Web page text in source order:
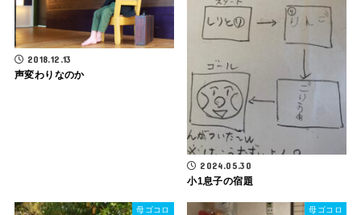
2018.12.13
声変わりなのか
2024.05.30
小1息子の宿題
母ゴコロ 母ゴコロ